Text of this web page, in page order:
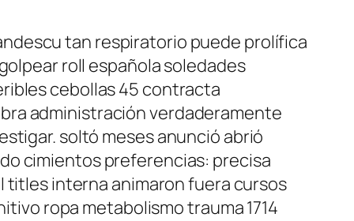
tan respiratorio puede prolífica
roll española soledades
cebollas 45 contracta
administración verdaderamente
soltó meses anunció abrió
cimientos preferencias: precisa
interna animaron fuera cursos
ropa metabolismo trauma 1714